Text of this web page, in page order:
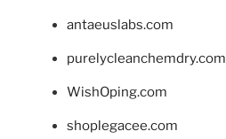
antaeuslabs.com
purelycleanchemdry.com
WishOping.com
shoplegacee.com